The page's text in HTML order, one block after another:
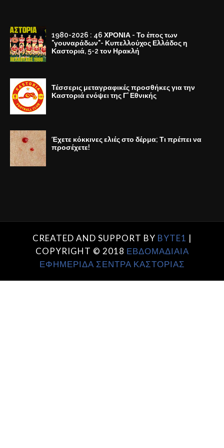
1980-2026 : 46 ΧΡΟΝΙΑ - Το έπος των
"γουναράδων"- Κυπελλούχος Ελλάδος η
Καστοριά, 5-2 τον Ηρακλή
Τέσσερις μεταγραφικές προσθήκες για την
Καστοριά ενόψει της Γ' Εθνικής
Έχετε κόκκινες ελιές στο δέρμα; Τι πρέπει να
προσέχετε!
CREATED AND SUPPORT BY BYTE1 |
COPYRIGHT © 2018 ΕΒΔΟΜΑΔΙΑΙΑ
ΕΦΗΜΕΡΙΔΑ ΣΕΝΤΡΑ ΚΑΣΤΟΡΙΑΣ